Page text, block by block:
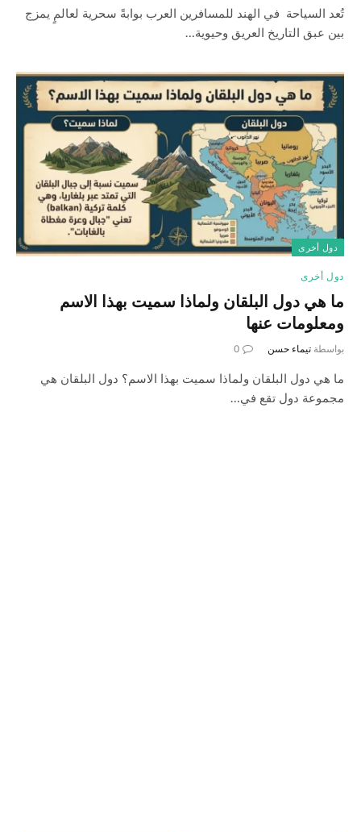
تُعد السياحة في الهند للمسافرين العرب بوابةً سحرية لعالمٍ يمزج
بين عبق التاريخ العريق وحيوية…
دول أخرى
دول أخرى
ما هي دول البلقان ولماذا سميت بهذا الاسم
ومعلومات عنها
بواسطة تيماء حسن 0
ما هي دول البلقان ولماذا سميت بهذا الاسم؟ دول البلقان هي
مجموعة دول تقع في…